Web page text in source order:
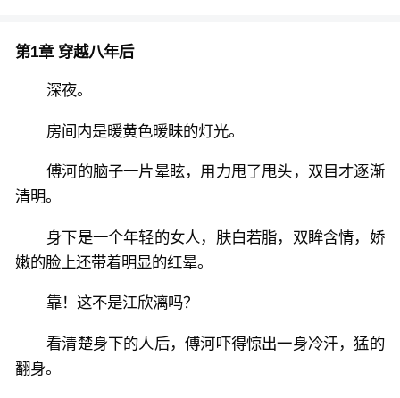
“你有病吧？”江欣漓翻了个白眼，“不睡就滚出房间！”
事，迎面就撞上了一个小团子。
“爸爸，你不要打希希了，希希以后一定听话。”
傅河又懵了，这难道是他女儿？可他不还在上大学吗？
天塌了！
第1章 穿越八年后
深夜。
房间内是暖黄色暧昧的灯光。
傅河的脑子一片晕眩，用力甩了甩头，双目才逐渐
清明。
身下是一个年轻的女人，肤白若脂，双眸含情，娇
嫩的脸上还带着明显的红晕。
靠！这不是江欣漓吗？
看清楚身下的人后，傅河吓得惊出一身冷汗，猛的
翻身。